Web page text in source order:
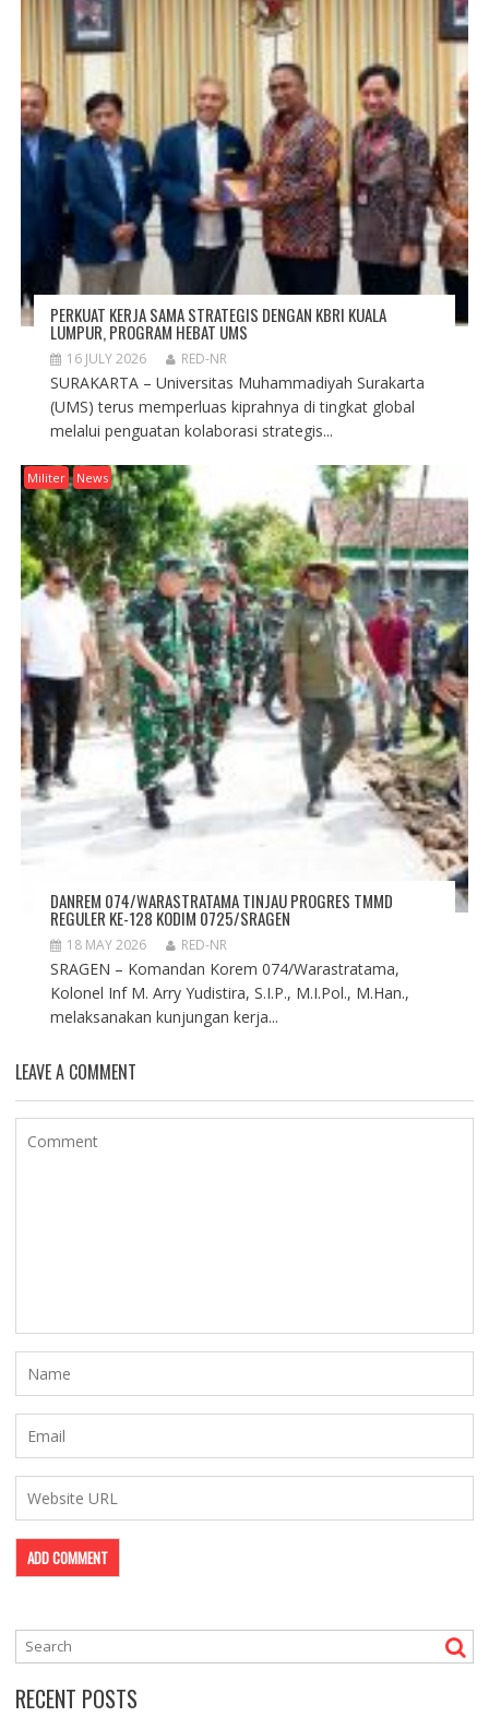
PERKUAT KERJA SAMA STRATEGIS DENGAN KBRI KUALA
LUMPUR, PROGRAM HEBAT UMS
16 JULY 2026 RED-NR
SURAKARTA – Universitas Muhammadiyah Surakarta
(UMS) terus memperluas kiprahnya di tingkat global
melalui penguatan kolaborasi strategis...
Militer News
DANREM 074/WARASTRATAMA TINJAU PROGRES TMMD
REGULER KE-128 KODIM 0725/SRAGEN
18 MAY 2026 RED-NR
SRAGEN – Komandan Korem 074/Warastratama,
Kolonel Inf M. Arry Yudistira, S.I.P., M.I.Pol., M.Han.,
melaksanakan kunjungan kerja...
LEAVE A COMMENT
RECENT POSTS